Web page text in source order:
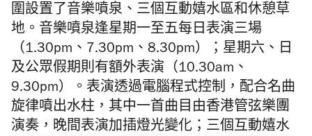
圍設置了音樂噴泉、三個互動嬉水區和休憩草
地。音樂噴泉逢星期一至五每日表演三場
（1.30pm、7.30pm、8.30pm）；星期六、日
及公眾假期則有額外表演（10.30am、
9.30pm）。表演透過電腦程式控制，配合名曲
旋律噴出水柱，其中一首曲目由香港管弦樂團
演奏，晚間表演加插燈光變化；三個互動嬉水